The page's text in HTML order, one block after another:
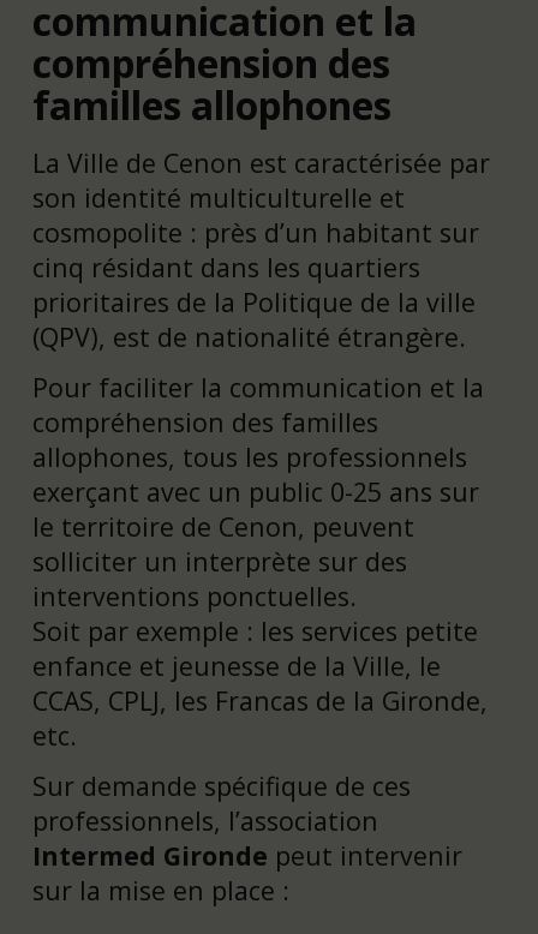
communication et la
compréhension des
familles allophones
La Ville de Cenon est caractérisée par
son identité multiculturelle et
cosmopolite : près d’un habitant sur
cinq résidant dans les quartiers
prioritaires de la Politique de la ville
(QPV), est de nationalité étrangère.
Pour faciliter la communication et la
compréhension des familles
allophones, tous les professionnels
exerçant avec un public 0-25 ans sur
le territoire de Cenon, peuvent
solliciter un interprète sur des
interventions ponctuelles.
Soit par exemple : les services petite
enfance et jeunesse de la Ville, le
CCAS, CPLJ, les Francas de la Gironde,
etc.
Sur demande spécifique de ces
professionnels, l’association
Intermed Gironde peut intervenir
sur la mise en place :